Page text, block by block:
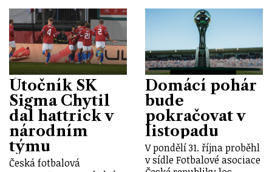
Útočník SK
Sigma Chytil
dal hattrick v
národním
týmu
Česká fotbalová
Domácí pohár
bude
pokračovat v
listopadu
V pondělí 31. října proběhl
v sídle Fotbalové asociace